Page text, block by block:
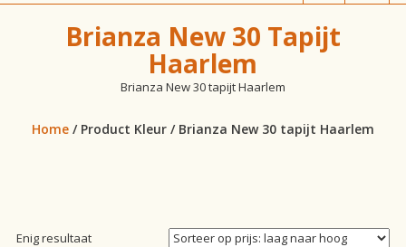
vloeren!
Brianza New 30 Tapijt
Haarlem
Brianza New 30 tapijt Haarlem
Home/ Product Kleur / Brianza New 30 tapijt Haarlem
Enig resultaat